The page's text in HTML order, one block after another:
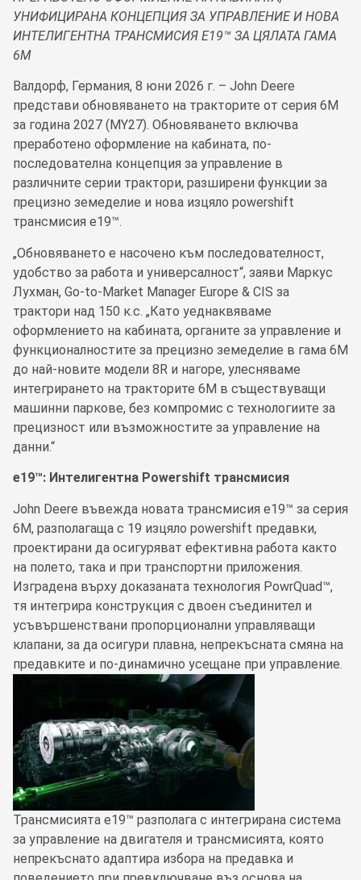
УНИФИЦИРАНА КОНЦЕПЦИЯ ЗА УПРАВЛЕНИЕ И НОВА
ИНТЕЛИГЕНТНА ТРАНСМИСИЯ E19™ ЗА ЦЯЛАТА ГАМА
6M
Валдорф, Германия, 8 юни 2026 г. – John Deere
представи обновяването на тракторите от серия 6M
за година 2027 (MY27). Обновяването включва
преработено оформление на кабината, по-
последователна концепция за управление в
различните серии трактори, разширени функции за
прецизно земеделие и нова изцяло powershift
трансмисия e19™.
„Обновяването е насочено към последователност,
удобство за работа и универсалност“, заяви Маркус
Лухман, Go-to-Market Manager Europe & CIS за
трактори над 150 к.с. „Като уеднаквяваме
оформлението на кабината, органите за управление и
функционалностите за прецизно земеделие в гама 6M
до най-новите модели 8R и нагоре, улесняваме
интегрирането на тракторите 6M в съществуващи
машинни паркове, без компромис с технологиите за
прецизност или възможностите за управление на
данни.“
e19™: Интелигентна Powershift трансмисия
John Deere въвежда новата трансмисия e19™ за серия
6M, разполагаща с 19 изцяло powershift предавки,
проектирани да осигуряват ефективна работа както
на полето, така и при транспортни приложения.
Изградена върху доказаната технология PowrQuad™,
тя интегрира конструкция с двоен съединител и
усъвършенствани пропорционални управляващи
клапани, за да осигури плавна, непрекъсната смяна на
предавките и по-динамично усещане при управление.
Трансмисията e19™ разполага с интегрирана система
за управление на двигателя и трансмисията, която
непрекъснато адаптира избора на предавка и